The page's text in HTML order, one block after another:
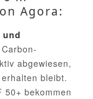
Agora:
und
abgewiesen,
bleibt.
50+ bekommen